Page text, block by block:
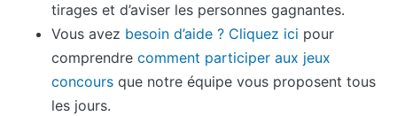
tirages et d’aviser les personnes gagnantes.
Vous avez besoin d’aide ? Cliquez ici pour
comprendre comment participer aux jeux
concours que notre équipe vous proposent tous
les jours.